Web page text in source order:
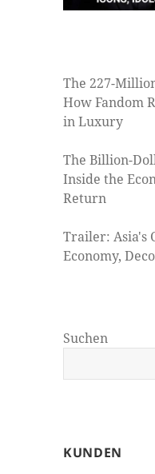
The 227-
How Fandom
in Luxury
The Billion-
Inside the
Return
Trailer: Asia's
Economy,
Suchen
KUNDEN